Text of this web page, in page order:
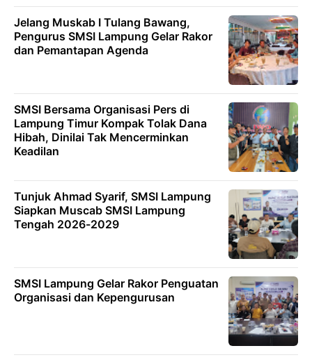
Jelang Muskab I Tulang Bawang,
Pengurus SMSI Lampung Gelar Rakor
dan Pemantapan Agenda
SMSI Bersama Organisasi Pers di
Lampung Timur Kompak Tolak Dana
Hibah, Dinilai Tak Mencerminkan
Keadilan
Tunjuk Ahmad Syarif, SMSI Lampung
Siapkan Muscab SMSI Lampung
Tengah 2026-2029
SMSI Lampung Gelar Rakor Penguatan
Organisasi dan Kepengurusan